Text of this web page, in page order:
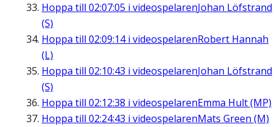
Hoppa till 02:07:05 i videospelarenJohan Löfstrand
(S)
Hoppa till 02:09:14i videospelarenRobert Hannah
(L)
Hoppa till 02:10:43 i videospelarenJohan Löfstrand
(S)
Hoppa till 02:12:38 i videospelarenEmma Hult (MP)
Hoppa till 02:24:43 i videospelarenMats Green (M)